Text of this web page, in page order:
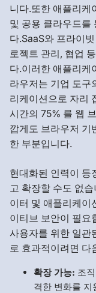
니다.또한 애플리케
및 공용 클라우드를
다.SaaS와 프라이
로젝트 관리, 협업
다.이러한 애플리케
라우저는 기업 도구
리케이션으로 자리
시간의 75% 를 웹
깝게도 브라우저 기
한 부분입니다.
현대화된 인력이 등
고 확장할 수도 없
이터 및 애플리케이
이티브 보안이 필요
사용자를 위한 일관
로 효과적이려면 다
확장 가능: 조
격한 변화를 지